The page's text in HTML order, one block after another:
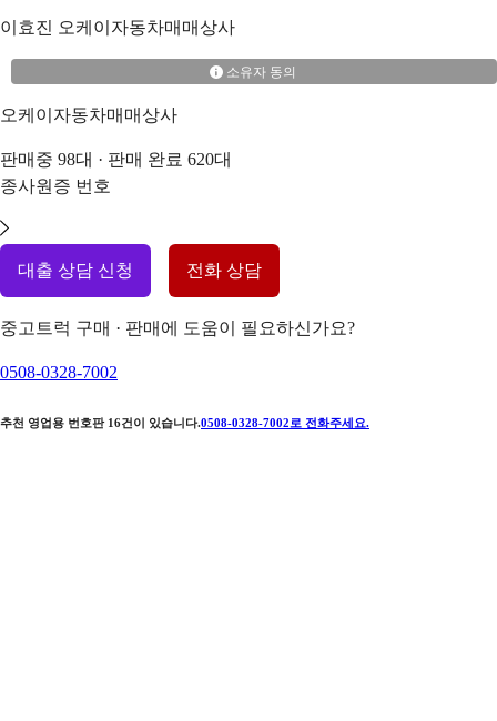
이효진 오케이자동차매매상사
소유자 동의
오케이자동차매매상사
판매중 98대 · 판매 완료 620대
종사원증 번호
대출 상담 신청 전화 상담
중고트럭 구매 · 판매에 도움이 필요하신가요?
0508-0328-7002
추천 영업용 번호판 16건이 있습니다.0508-0328-7002 로 전화주세요.